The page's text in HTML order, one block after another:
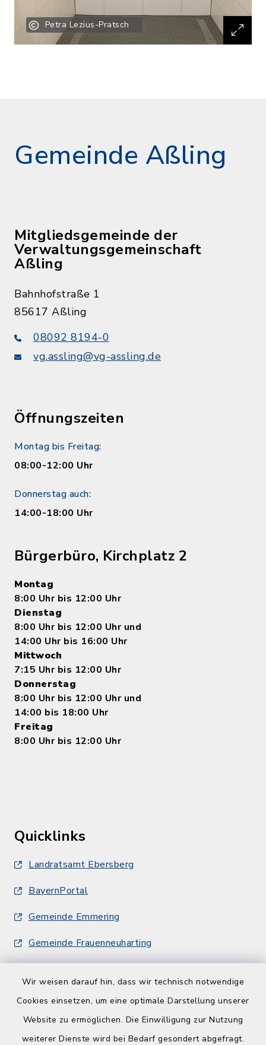
Wir weisen darauf hin, dass wir technisch notwendige
Cookies einsetzen, um eine optimale Darstellung unserer
Website zu ermöglichen. Die Einwilligung zur Nutzung
weiterer Dienste wird bei Bedarf gesondert abgefragt.
Petra Lezius-Pratsch
Gemeinde Aßling
Mitgliedsgemeinde der
Verwaltungsgemeinschaft
Aßling
Bahnhofstraße 1
85617 Aßling
08092 8194-0
vg.assling@vg-assling.de
Öffnungszeiten
Montag bis Freitag:
08:00-12:00 Uhr
Donnerstag auch:
14:00-18:00 Uhr
Bürgerbüro, Kirchplatz 2
Montag
8:00 Uhr bis 12:00 Uhr
Dienstag
8:00 Uhr bis 12:00 Uhr und
14:00 Uhr bis 16:00 Uhr
Mittwoch
7:15 Uhr bis 12:00 Uhr
Donnerstag
8:00 Uhr bis 12:00 Uhr und
14:00 bis 18:00 Uhr
Freitag
8:00 Uhr bis 12:00 Uhr
Quicklinks
Landratsamt Ebersberg
BayernPortal
Gemeinde Emmering
Gemeinde Frauenneuharting